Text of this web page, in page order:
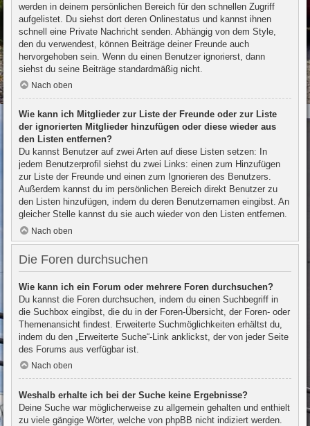
werden in deinem persönlichen Bereich für den schnellen Zugriff
aufgelistet. Du siehst dort deren Onlinestatus und kannst ihnen
schnell eine Private Nachricht senden. Abhängig von dem Style,
den du verwendest, können Beiträge deiner Freunde auch
hervorgehoben sein. Wenn du einen Benutzer ignorierst, dann
siehst du seine Beiträge standardmäßig nicht.
Nach oben
Wie kann ich Mitglieder zur Liste der Freunde oder zur Liste
der ignorierten Mitglieder hinzufügen oder diese wieder aus
den Listen entfernen?
Du kannst Benutzer auf zwei Arten auf diese Listen setzen: In
jedem Benutzerprofil siehst du zwei Links: einen zum Hinzufügen
zur Liste der Freunde und einen zum Ignorieren des Benutzers.
Außerdem kannst du im persönlichen Bereich direkt Benutzer zu
den Listen hinzufügen, indem du deren Benutzernamen eingibst. An
gleicher Stelle kannst du sie auch wieder von den Listen entfernen.
Nach oben
Die Foren durchsuchen
Wie kann ich ein Forum oder mehrere Foren durchsuchen?
Du kannst die Foren durchsuchen, indem du einen Suchbegriff in
die Suchbox eingibst, die du in der Foren-Übersicht, der Foren- oder
Themenansicht findest. Erweiterte Suchmöglichkeiten erhältst du,
indem du den „Erweiterte Suche“-Link anklickst, der von jeder Seite
des Forums aus verfügbar ist.
Nach oben
Weshalb erhalte ich bei der Suche keine Ergebnisse?
Deine Suche war möglicherweise zu allgemein gehalten und enthielt
zu viele gängige Wörter, welche von phpBB nicht indiziert werden.